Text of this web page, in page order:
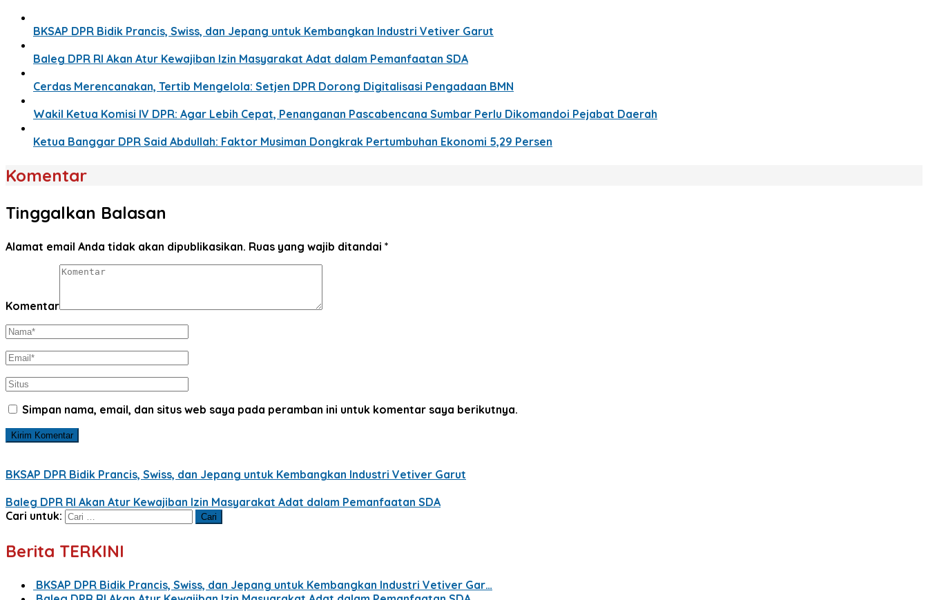
BKSAP DPR Bidik Prancis, Swiss, dan Jepang untuk Kembangkan Industri Vetiver Garut
Baleg DPR RI Akan Atur Kewajiban Izin Masyarakat Adat dalam Pemanfaatan SDA
Cerdas Merencanakan, Tertib Mengelola: Setjen DPR Dorong Digitalisasi Pengadaan BMN
Wakil Ketua Komisi IV DPR: Agar Lebih Cepat, Penanganan Pascabencana Sumbar Perlu Dikomandoi Pejabat Daerah
Ketua Banggar DPR Said Abdullah: Faktor Musiman Dongkrak Pertumbuhan Ekonomi 5,29 Persen
Komentar
Tinggalkan Balasan
Alamat email Anda tidak akan dipublikasikan. Ruas yang wajib ditandai *
Komentar
Simpan nama, email, dan situs web saya pada peramban ini untuk komentar saya berikutnya.
BKSAP DPR Bidik Prancis, Swiss, dan Jepang untuk Kembangkan Industri Vetiver Garut
Baleg DPR RI Akan Atur Kewajiban Izin Masyarakat Adat dalam Pemanfaatan SDA
Cari untuk:
Berita TERKINI
BKSAP DPR Bidik Prancis, Swiss, dan Jepang untuk Kembangkan Industri Vetiver Gar…